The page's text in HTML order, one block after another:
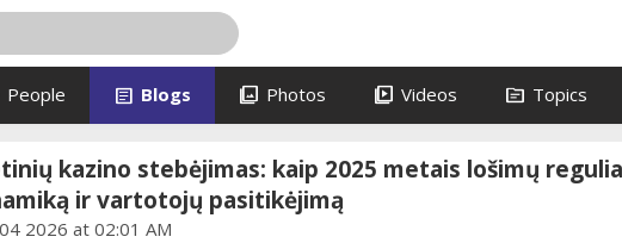
People article Blogs photo_library Photos video_library Videos topic Topics
kazino stebėjimas: kaip 2025 metais lošimų
ir vartotojų pasitikėjimą
2026 at 02:01 AM